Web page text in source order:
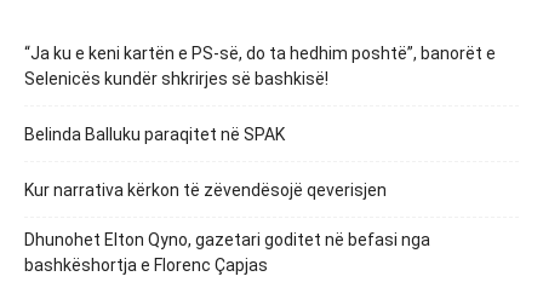
“Ja ku e keni kartën e PS-së, do ta hedhim poshtë”, banorët e
Selenicës kundër shkrirjes së bashkisë!
Belinda Balluku paraqitet në SPAK
Kur narrativa kërkon të zëvendësojë qeverisjen
Dhunohet Elton Qyno, gazetari goditet në befasi nga
bashkëshortja e Florenc Çapjas